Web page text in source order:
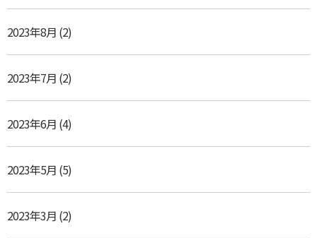
2023年8月 (2)
2023年7月 (2)
2023年6月 (4)
2023年5月 (5)
2023年3月 (2)